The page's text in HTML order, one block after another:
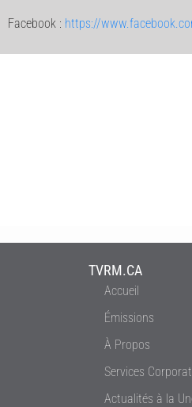
Facebook : https://
TVRM.CA
Accueil
Émissions
À Propos
Services
Actualités à la